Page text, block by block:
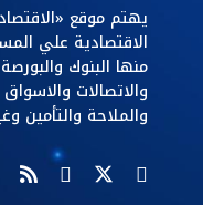
يهتم موقع
الاقتصادية علي
منها البنوك
والاتصالات
والملاحة والتأمين